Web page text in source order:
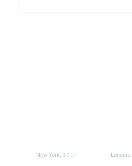
New York: 10:27 London: